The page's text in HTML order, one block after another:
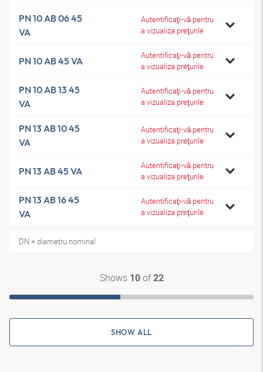
PN 10 AB 06 45
VA
Autentificaţi-vă pentru
a vizualiza preţurile
PN 10 AB 45 VA
Autentificaţi-vă pentru
a vizualiza preţurile
PN 10 AB 13 45
VA
Autentificaţi-vă pentru
a vizualiza preţurile
PN 13 AB 10 45
VA
Autentificaţi-vă pentru
a vizualiza preţurile
PN 13 AB 45 VA
Autentificaţi-vă pentru
a vizualiza preţurile
PN 13 AB 16 45
VA
Autentificaţi-vă pentru
a vizualiza preţurile
DN = diametru nominal
Shows 10of22
SHOW ALL